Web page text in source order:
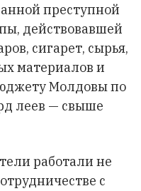
преступной
действовавшей
сигарет, сырья,
материалов и
Молдовы по
леев — свыше
работали не
с